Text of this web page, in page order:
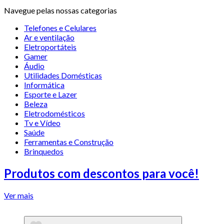
Navegue pelas nossas categorias
Telefones e Celulares
Ar e ventilação
Eletroportáteis
Gamer
Áudio
Utilidades Domésticas
Informática
Esporte e Lazer
Beleza
Eletrodomésticos
Tv e Vídeo
Saúde
Ferramentas e Construção
Brinquedos
Produtos com descontos para você!
Ver mais